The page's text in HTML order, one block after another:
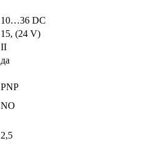
10…36 DC
15, (24 V)
II
да
PNP
NO
2,5